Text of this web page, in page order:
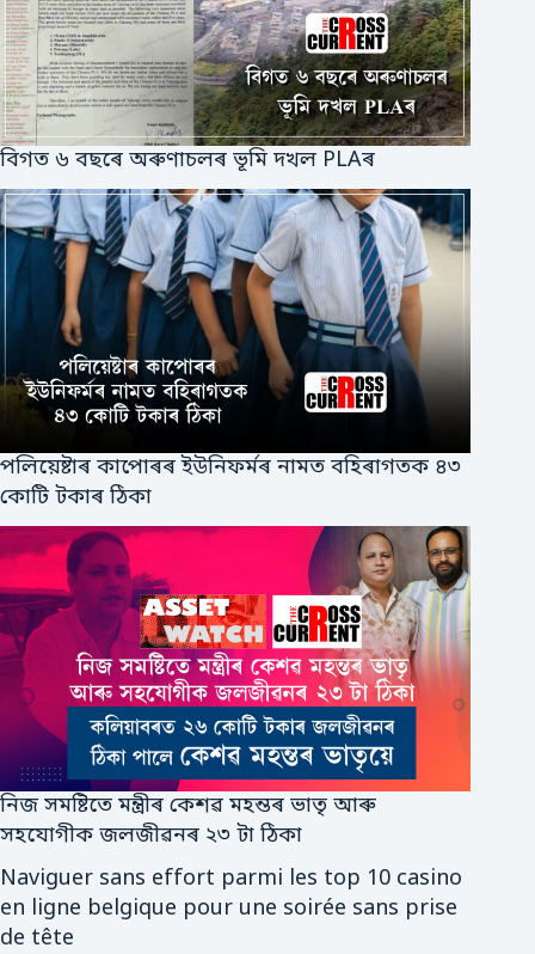
বিগত ৬ বছৰে অৰুণাচলৰ ভূমি দখল PLAৰ
পলিয়েষ্টাৰ কাপোৰৰ ইউনিফর্মৰ নামত বহিৰাগতক ৪৩
কোটি টকাৰ ঠিকা
নিজ সমষ্টিতে মন্ত্ৰীৰ কেশৱ মহন্তৰ ভাতৃ আৰু
সহযোগীক জলজীৱনৰ ২৩ টা ঠিকা
Naviguer sans effort parmi les top 10 casino
en ligne belgique pour une soirée sans prise
de tête